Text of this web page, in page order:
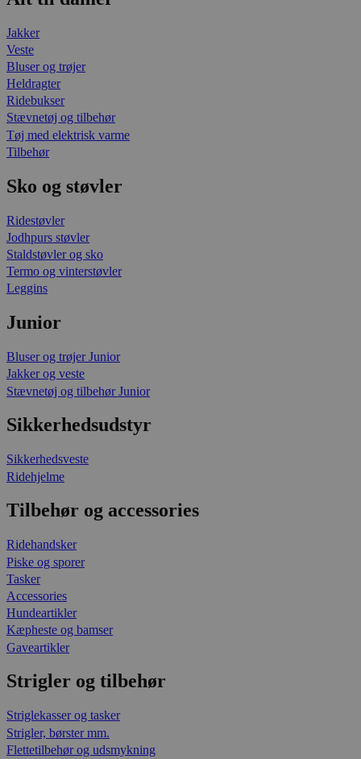
Jakker
Veste
Bluser og trøjer
Heldragter
Ridebukser
Stævnetøj og tilbehør
Tøj med elektrisk varme
Tilbehør
Sko og støvler
Ridestøvler
Jodhpurs støvler
Staldstøvler og sko
Termo og vinterstøvler
Leggins
Junior
Bluser og trøjer Junior
Jakker og veste
Stævnetøj og tilbehør Junior
Sikkerhedsudstyr
Sikkerhedsveste
Ridehjelme
Tilbehør og accessories
Ridehandsker
Piske og sporer
Tasker
Accessories
Hundeartikler
Kæpheste og bamser
Gaveartikler
Strigler og tilbehør
Striglekasser og tasker
Strigler, børster mm.
Flettetilbehør og udsmykning